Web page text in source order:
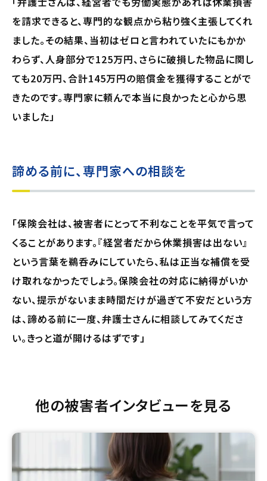
を請求できると、専門的な観点から粘り強く主張してくれ
ました。その結果、当初はゼロと言われていたにもかか
わらず、人身部分で125万円、さらに破損した物品に関し
ても20万円、合計145万円の賠償金を獲得することがで
きたのです。専門家に頼んで本当に良かったと心から思
いました」
諦める前に、専門家への相談を
「保険会社は、被害者にとって不利なことを平気で言って
くることがあります。『経営者だから休業損害は出ない』
という言葉を鵜呑みにしていたら、私は正当な補償を受
け取れなかったでしょう。保険会社の対応に納得がいか
ない、提示がないまま時間だけが過ぎて不安だという方
は、諦める前に一度、弁護士さんに相談してみてくださ
い。きっと道が開けるはずです」
他の被害者インタビューを見る